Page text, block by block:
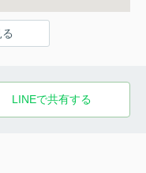
LINEで共有する